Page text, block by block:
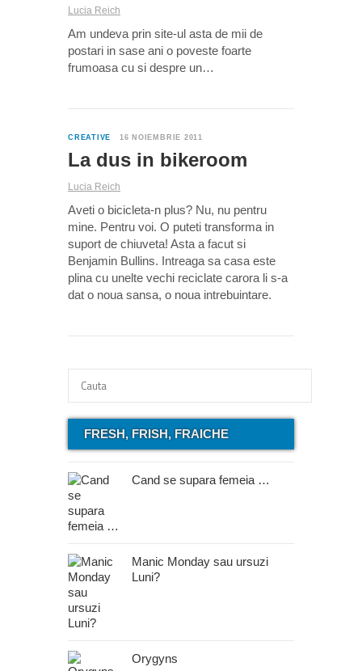
Lucia Reich
Am undeva prin site-ul asta de mii de
postari in sase ani o poveste foarte
frumoasa cu si despre un…
CREATIVE 16 NOIEMBRIE 2011
La dus in bikeroom
Lucia Reich
Aveti o bicicleta-n plus? Nu, nu pentru
mine. Pentru voi. O puteti transforma in
suport de chiuveta! Asta a facut si
Benjamin Bullins. Intreaga sa casa este
plina cu unelte vechi reciclate carora li s-a
dat o noua sansa, o noua intrebuintare.
FRESH, FRISH, FRAICHE
Cand se supara femeia …
Manic Monday sau ursuzi
Luni?
Orygyns